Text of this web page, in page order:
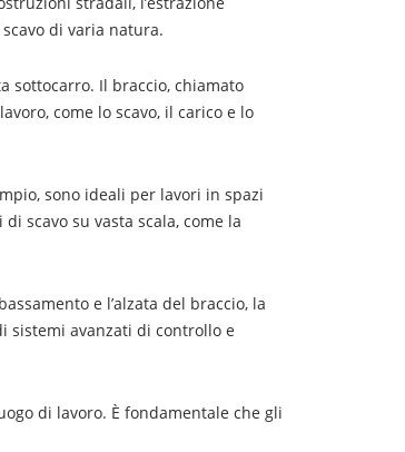
di varia natura.
sottocarro. Il braccio, chiamato
come lo scavo, il carico e lo
sono ideali per lavori in spazi
scavo su vasta scala, come la
e l’alzata del braccio, la
sistemi avanzati di controllo e
di lavoro. È fondamentale che gli